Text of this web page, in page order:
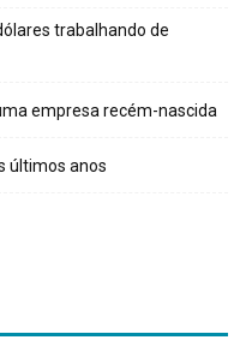
trabalhando de
empresa recém-nascida
últimos anos